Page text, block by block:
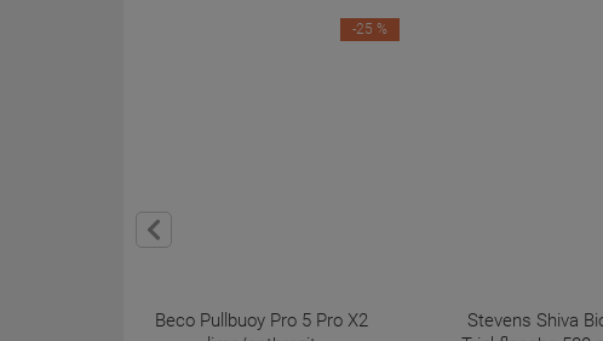
Beco Pullbuoy Pro 5 Pro X2
-25 %
Stevens Shiva